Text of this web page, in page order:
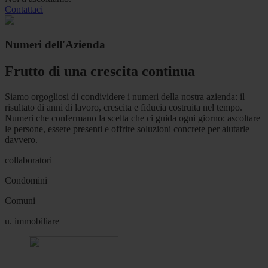
Contattaci
Numeri dell'Azienda
Frutto di una crescita continua
Siamo orgogliosi di condividere i numeri della nostra azienda: il
risultato di anni di lavoro, crescita e fiducia costruita nel tempo.
Numeri che confermano la scelta che ci guida ogni giorno: ascoltare
le persone, essere presenti e offrire soluzioni concrete per aiutarle
davvero.
collaboratori
Condomini
Comuni
u. immobiliare